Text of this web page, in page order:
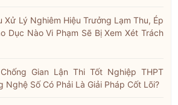
Xử Lý Nghiêm Hiệu Trưởng Lạm Thu, Ép
Dục Nào Vi Phạm Sẽ Bị Xem Xét Trách
Gian Lận Thi Tốt Nghiệp THPT
Nghệ Số Có Phải Là Giải Pháp Cốt Lõi?